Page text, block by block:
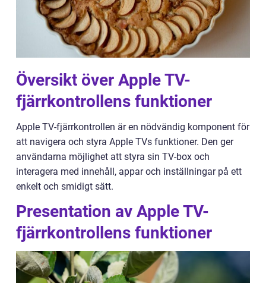
Översikt över Apple TV-
fjärrkontrollens funktioner
Apple TV-fjärrkontrollen är en nödvändig komponent för
att navigera och styra Apple TVs funktioner. Den ger
användarna möjlighet att styra sin TV-box och
interagera med innehåll, appar och inställningar på ett
enkelt och smidigt sätt.
Presentation av Apple TV-
fjärrkontrollens funktioner